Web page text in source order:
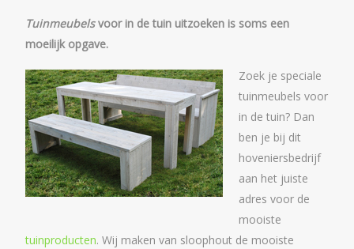
Tuinmeubelsvoor in de tuin uitzoeken is soms een
moeilijk opgave.
Zoek je speciale
tuinmeubels voor
in de tuin? Dan
ben je bij dit
hoveniersbedrijf
aan het juiste
adres voor de
mooiste
tuinproducten. Wij maken van sloophout de mooiste